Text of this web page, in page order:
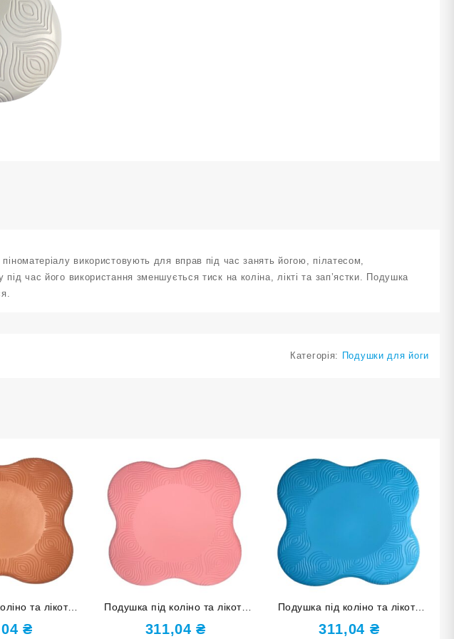
використовують для вправ під час занять йогою, пілатесом,
час його використання зменшується тиск на коліна, лікті та зап’ястки. Подушка
Категорія: Подушки для йоги
та лікоть
4JD-orange
₴
Подушка під коліно та лікоть
рожева PU-4JD-pink
311,04₴
Подушка під коліно та лікоть
блакитна PU-4JD-blue
311,04 ₴